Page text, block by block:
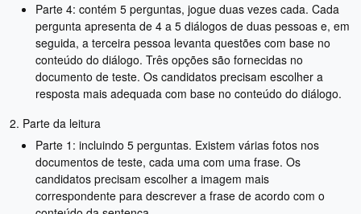
Parte 4: contém 5 perguntas, jogue duas vezes cada. Cada
pergunta apresenta de 4 a 5 diálogos de duas pessoas e, em
seguida, a terceira pessoa levanta questões com base no
conteúdo do diálogo. Três opções são fornecidas no
documento de teste. Os candidatos precisam escolher a
resposta mais adequada com base no conteúdo do diálogo.
2. Parte da leitura
Parte 1: incluindo 5 perguntas. Existem várias fotos nos
documentos de teste, cada uma com uma frase. Os
candidatos precisam escolher a imagem mais
correspondente para descrever a frase de acordo com o